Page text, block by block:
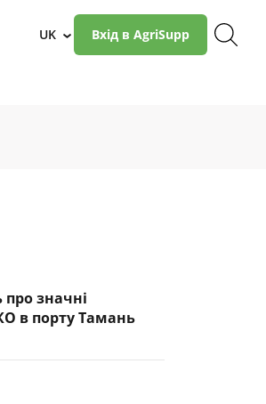
UK › Вхід в AgriSupp
про значні
в порту Тамань